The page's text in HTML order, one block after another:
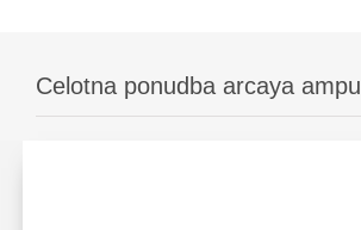
Celotna ponudba arcaya ampul